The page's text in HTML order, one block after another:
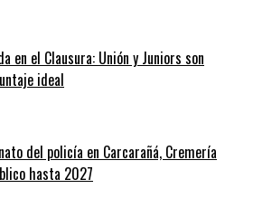
en el Clausura: Unión y Juniors son
ideal
del policía en Carcarañá, Cremería
hasta 2027